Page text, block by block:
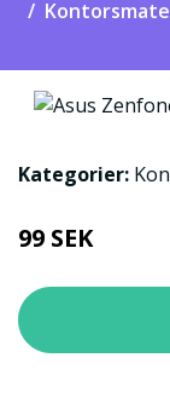
Kategorier:
99 SEK